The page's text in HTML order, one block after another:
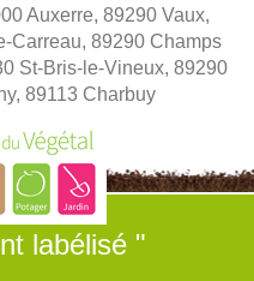
Auxerre, 89290 Vaux,
Carreau, 89290 Champs
St-Bris-le-Vineux, 89290
89113 Charbuy
labélisé "